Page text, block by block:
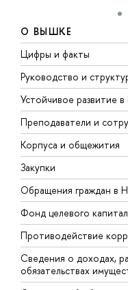
О ВЫШКЕ
Цифры и факты
Руководство и
Устойчивое развитие
Преподаватели и
Корпуса и общежития
Закупки
Обращения граждан в
Фонд целевого
Противодействие
Сведения о доходах,
обязательствах